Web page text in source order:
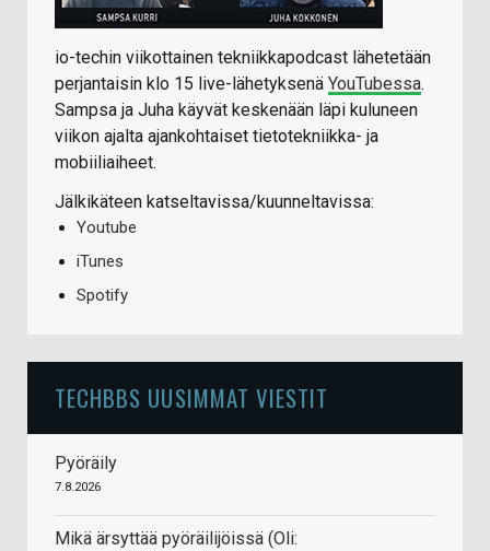
io-techin viikottainen tekniikkapodcast lähetetään
perjantaisin klo 15 live-lähetyksenä YouTubessa.
Sampsa ja Juha käyvät keskenään läpi kuluneen
viikon ajalta ajankohtaiset tietotekniikka- ja
mobiiliaiheet.
Jälkikäteen katseltavissa/kuunneltavissa:
Youtube
iTunes
Spotify
TECHBBS UUSIMMAT VIESTIT
Pyöräily
7.8.2026
Mikä ärsyttää pyöräilijöissä (Oli: